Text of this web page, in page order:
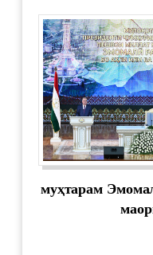
муҳтарам